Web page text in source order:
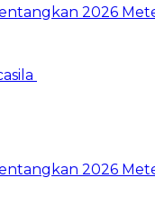
2026
2026